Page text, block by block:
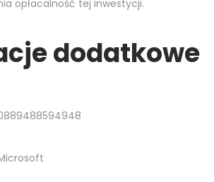
opłacalność tej inwestycji.
dodatkowe